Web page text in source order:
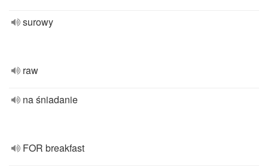
surowy
raw
na śniadanie
FOR breakfast